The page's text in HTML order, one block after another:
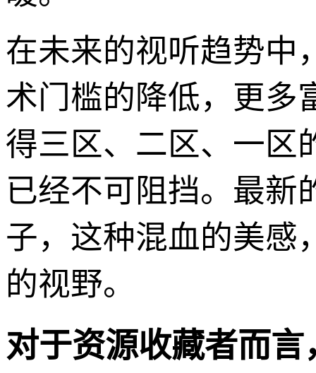
在未来的视听趋势中
术门槛的降低，更多
得三区、二区、一区
已经不可阻挡。最新
子，这种混血的美感
的视野。
对于资源收藏者而